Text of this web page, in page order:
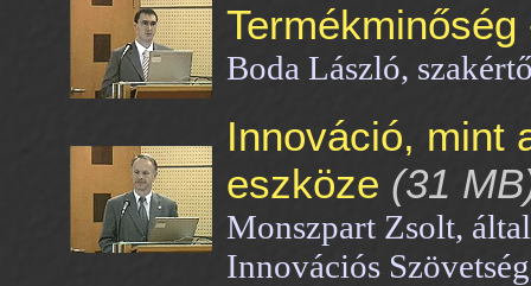
Boda László,
Innováció, mint
eszköze (31
Monszpart Zsolt,
Innovációs Szövetség